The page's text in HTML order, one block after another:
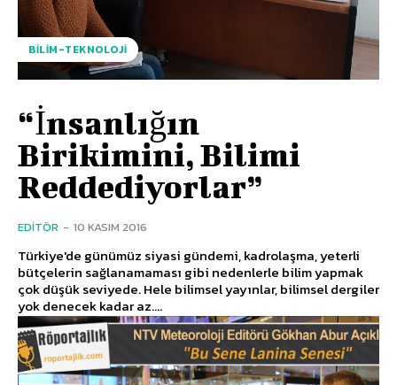
BILIM-TEKNOLOJI
“İnsanlığın
Birikimini, Bilimi
Reddediyorlar”
EDITÖR - 10 KASIM 2016
Türkiye'de günümüz siyasi gündemi, kadrolaşma, yeterli
bütçelerin sağlanamaması gibi nedenlerle bilim yapmak
çok düşük seviyede. Hele bilimsel yayınlar, bilimsel dergiler
yok denecek kadar az....